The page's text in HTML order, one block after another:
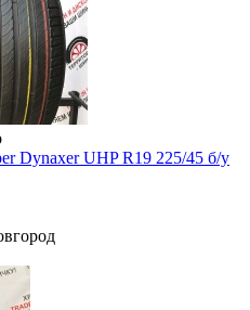
Dynaxer UHP R19 225/45 б/у